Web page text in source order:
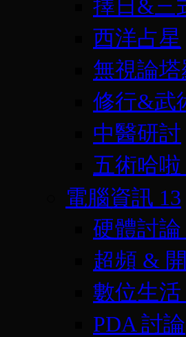
擇日&三
西洋占星
無視論
修行&武
中醫研討
五術哈啦
電腦資訊 13
硬體討論
超頻 &
數位生活
PDA 討論